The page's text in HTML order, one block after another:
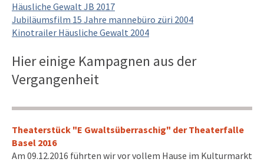
Häusliche Gewalt JB 2017
Jubiläumsfilm 15 Jahre mannebüro züri 2004
Kinotrailer Häusliche Gewalt 2004
Hier einige Kampagnen aus der
Vergangenheit
Theaterstück "E Gwaltsüberraschig" der Theaterfalle
Basel 2016
Am 09.12.2016 führten wir vor vollem Hause im Kulturmarkt